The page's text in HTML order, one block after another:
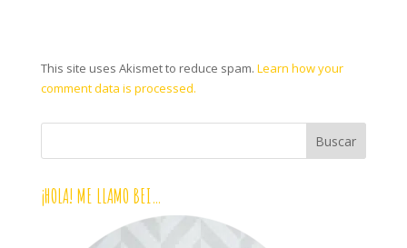
This site uses Akismet to reduce spam. Learn how your
comment data is processed.
¡HOLA! ME LLAMO BEI…